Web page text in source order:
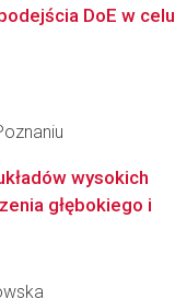
DoE w celu
wysokich
głębokiego i